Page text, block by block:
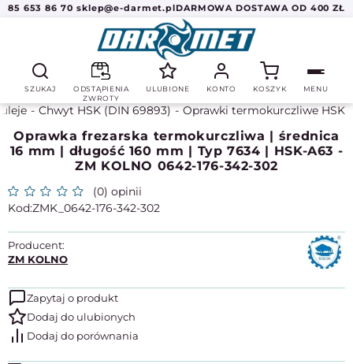
85 653 86 70 sklep@e-darmet.plDARMOWA DOSTAWA OD 400 ZŁ
SZUKAJ
ODSTĄPIENIA
ZWROTY
ULUBIONE KONTO KOSZYK MENU
Chwyt HSK (DIN 69893) Oprawki termokurczliwe HSK
Oprawka frezarska termokurczliwa | średnica
16 mm | długość 160 mm | Typ 7634 | HSK-A63 -
ZM KOLNO 0642-176-342-302
(0) opinii
ZMK_0642-176-342-302
Producent:
ZM KOLNO
Zapytaj o produkt